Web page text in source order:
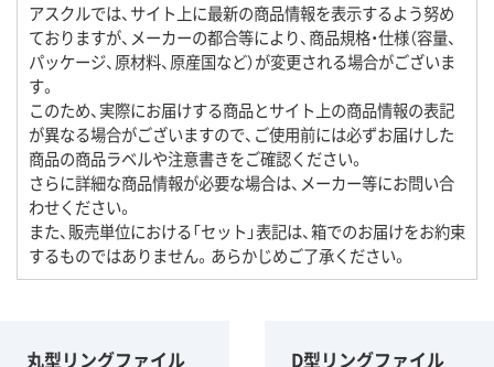
アスクルでは、サイト上に最新の商品情報を表示するよう努め
ておりますが、メーカーの都合等により、商品規格・仕様（容量、
パッケージ、原材料、原産国など）が変更される場合がございま
す。
このため、実際にお届けする商品とサイト上の商品情報の表記
が異なる場合がございますので、ご使用前には必ずお届けした
商品の商品ラベルや注意書きをご確認ください。
さらに詳細な商品情報が必要な場合は、メーカー等にお問い合
わせください。
また、販売単位における「セット」表記は、箱でのお届けをお約束
するものではありません。あらかじめご了承ください。
丸型リングファイル
D型リングファイル